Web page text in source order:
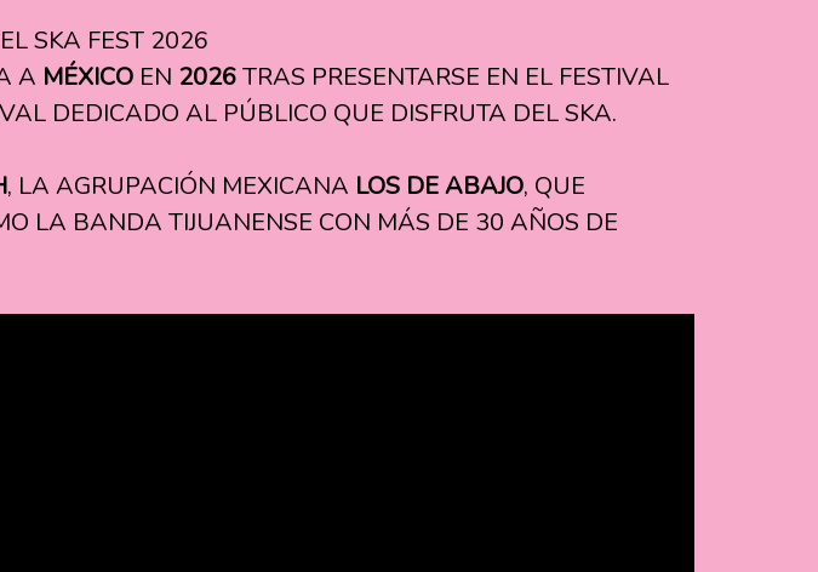
SKA FEST 2026
A MÉXICO EN 2026TRAS PRESENTARSE EN EL FESTIVAL
DEDICADO AL PÚBLICO QUE DISFRUTA DEL SKA.
, LA AGRUPACIÓN MEXICANA LOS DE ABAJO, QUE
LA BANDA TIJUANENSE CON MÁS DE 30 AÑOS DE